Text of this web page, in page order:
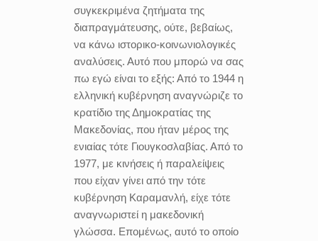
συγκεκριμένα ζητήματα της
διαπραγμάτευσης, ούτε, βεβαίως,
να κάνω ιστορικο-κοινωνιολογικές
αναλύσεις. Αυτό που μπορώ να σας
πω εγώ είναι το εξής: Από το 1944 η
ελληνική κυβέρνηση αναγνώριζε το
κρατίδιο της Δημοκρατίας της
Μακεδονίας, που ήταν μέρος της
ενιαίας τότε Γιουγκοσλαβίας. Από το
1977, με κινήσεις ή παραλείψεις
που είχαν γίνει από την τότε
κυβέρνηση Καραμανλή, είχε τότε
αναγνωριστεί η μακεδονική
γλώσσα. Επομένως, αυτό το οποίο